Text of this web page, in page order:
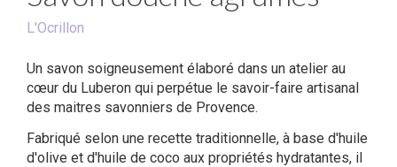
L'Ocrillon
Un savon soigneusement élaboré dans un atelier au
cœur du Luberon qui perpétue le savoir-faire artisanal
des maitres savonniers de Provence.
Fabriqué selon une recette traditionnelle, à base d'huile
d'olive et d'huile de coco aux propriétés hydratantes, il